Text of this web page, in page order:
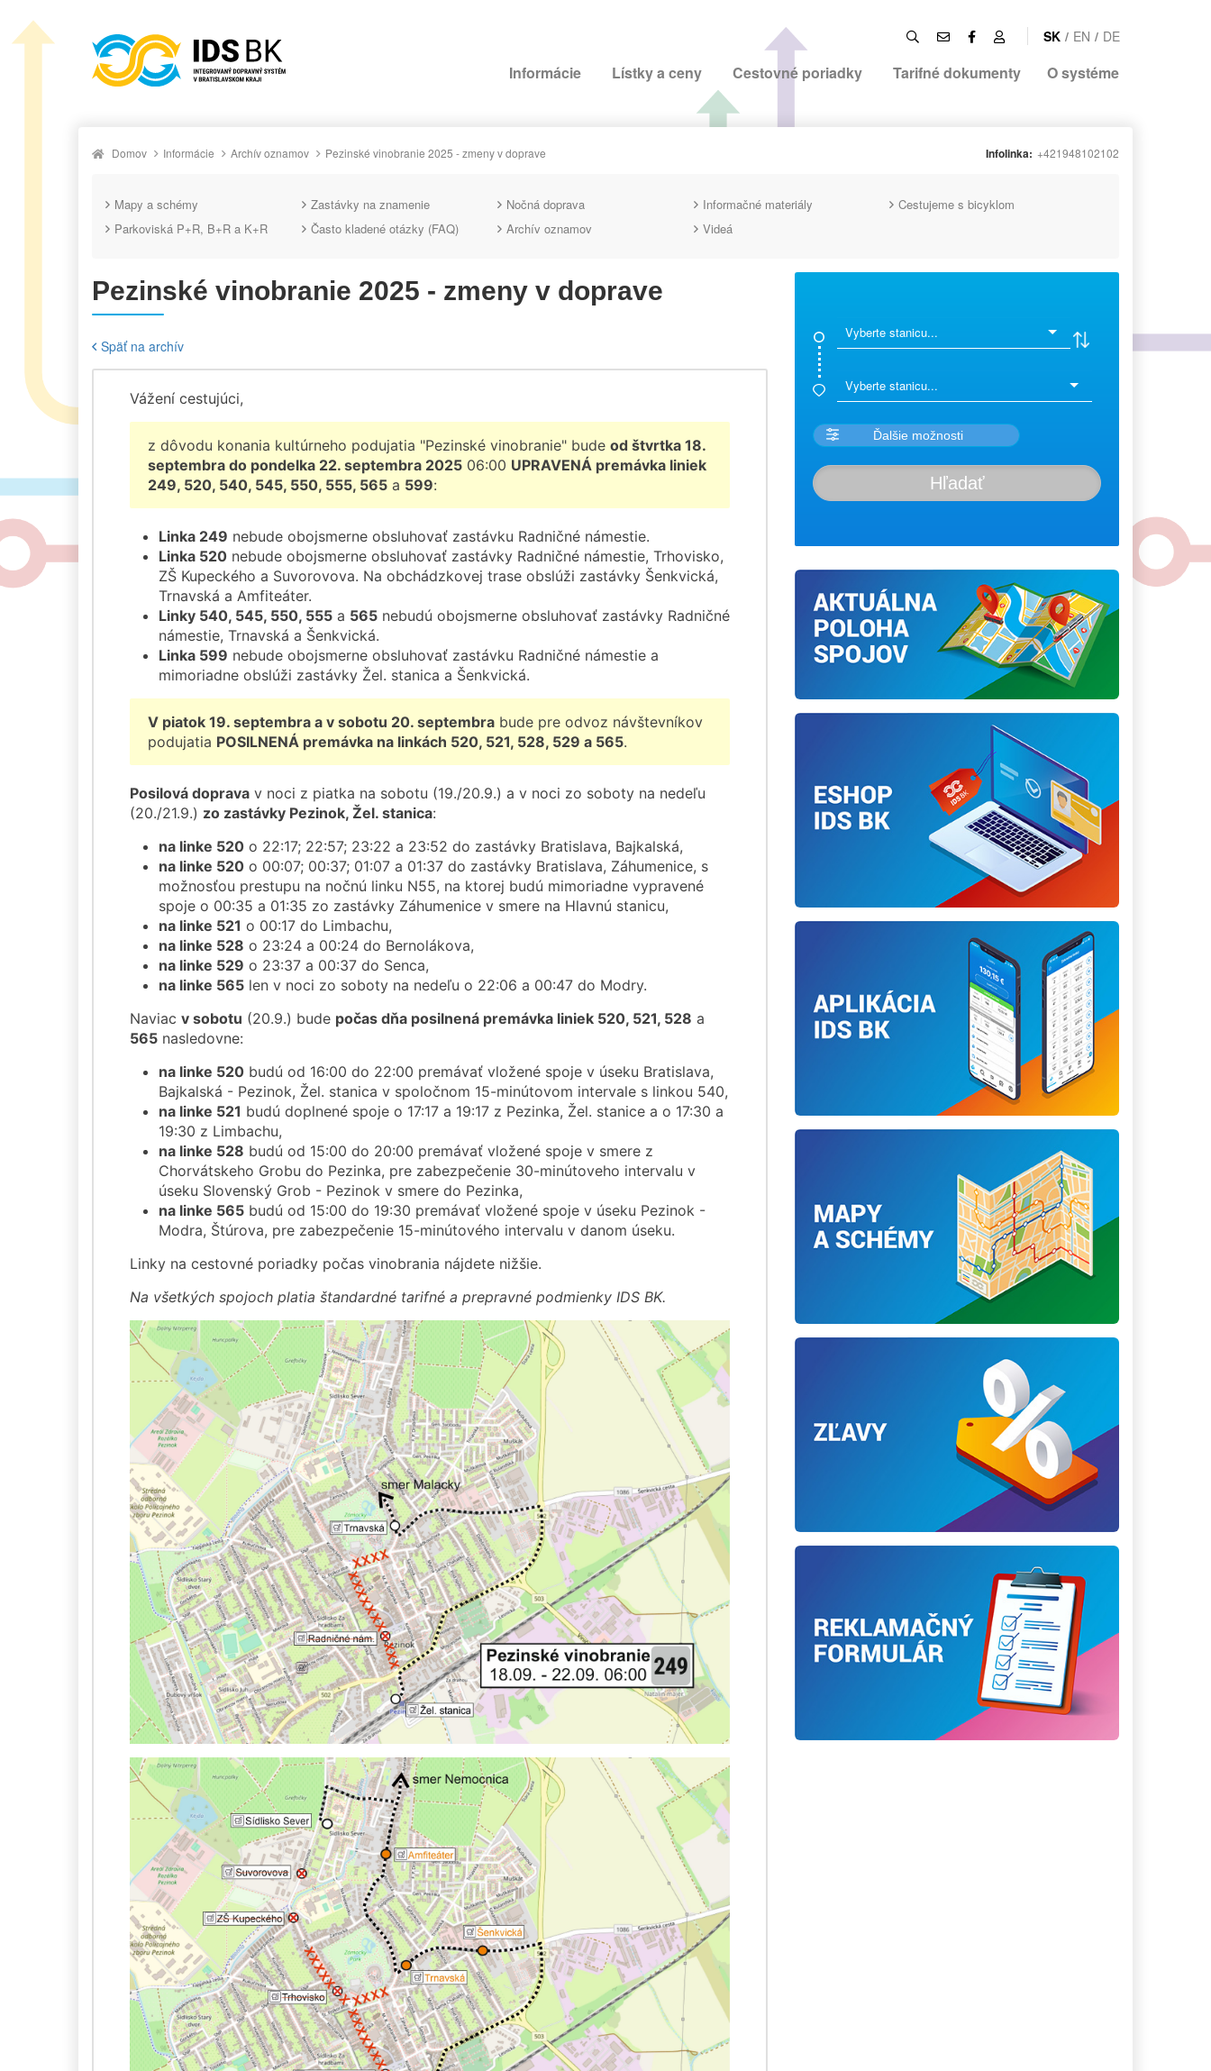
SK / EN / DE
Informácie Lístky a ceny Cestovné poriadky Tarifné dokumenty O systéme
Domov Informácie Archív oznamov Pezinské vinobranie 2025 - zmeny v doprave Infolinka: +421948102102
Mapy a schémy Zastávky na znamenie Nočná doprava Informačné materiály
Cestujeme s bicyklom
Parkoviská P+R, B+R a K+R
Často kladené otázky (FAQ) Archív oznamov Videá
Pezinské vinobranie 2025 - zmeny v doprave
Späť na archív
Vážení cestujúci,
z dôvodu konania kultúrneho podujatia "Pezinské vinobranie" bude od štvrtka 18.
septembra do pondelka 22. septembra 2025 06:00 UPRAVENÁ premávka liniek
249, 520, 540, 545, 550, 555, 565 a 599:
Linka 249 nebude obojsmerne obsluhovať zastávku Radničné námestie.
Linka 520 nebude obojsmerne obsluhovať zastávky Radničné námestie, Trhovisko,
ZŠ Kupeckého a Suvorovova. Na obchádzkovej trase obslúži zastávky Šenkvická,
Trnavská a Amfiteáter.
Linky 540, 545, 550, 555 a 565 nebudú obojsmerne obsluhovať zastávky Radničné
námestie, Trnavská a Šenkvická.
Linka 599 nebude obojsmerne obsluhovať zastávku Radničné námestie a
mimoriadne obslúži zastávky Žel. stanica a Šenkvická.
V piatok 19. septembra a v sobotu 20. septembra bude pre odvoz návštevníkov
podujatia POSILNENÁ premávka na linkách 520, 521, 528, 529 a 565.
Posilová doprava v noci z piatka na sobotu (19./20.9.) a v noci zo soboty na nedeľu
(20./21.9.) zo zastávky Pezinok, Žel. stanica:
na linke 520 o 22:17; 22:57; 23:22 a 23:52 do zastávky Bratislava, Bajkalská,
na linke 520 o 00:07; 00:37; 01:07 a 01:37 do zastávky Bratislava, Záhumenice, s
možnosťou prestupu na nočnú linku N55, na ktorej budú mimoriadne vypravené
spoje o 00:35 a 01:35 zo zastávky Záhumenice v smere na Hlavnú stanicu,
na linke 521 o 00:17 do Limbachu,
na linke 528 o 23:24 a 00:24 do Bernolákova,
na linke 529 o 23:37 a 00:37 do Senca,
na linke 565 len v noci zo soboty na nedeľu o 22:06 a 00:47 do Modry.
Naviac v sobotu (20.9.) bude počas dňa posilnená premávka liniek 520, 521, 528 a
565 nasledovne:
na linke 520 budú od 16:00 do 22:00 premávať vložené spoje v úseku Bratislava,
Bajkalská - Pezinok, Žel. stanica v spoločnom 15-minútovom intervale s linkou 540,
na linke 521 budú doplnené spoje o 17:17 a 19:17 z Pezinka, Žel. stanice a o 17:30 a
19:30 z Limbachu,
na linke 528 budú od 15:00 do 20:00 premávať vložené spoje v smere z
Chorvátskeho Grobu do Pezinka, pre zabezpečenie 30-minútoveho intervalu v
úseku Slovenský Grob - Pezinok v smere do Pezinka,
na linke 565 budú od 15:00 do 19:30 premávať vložené spoje v úseku Pezinok -
Modra, Štúrova, pre zabezpečenie 15-minútového intervalu v danom úseku.
Linky na cestovné poriadky počas vinobrania nájdete nižšie.
Na všetkých spojoch platia štandardné tarifné a prepravné podmienky IDS BK.